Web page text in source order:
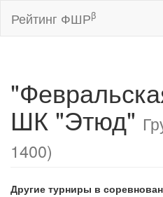
Рейтинг ФШРβ
ШК "Этюд"
1400)
Другие турниры в